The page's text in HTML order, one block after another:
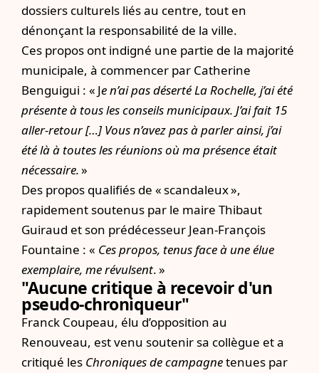
dossiers culturels liés au centre, tout en
dénonçant la responsabilité de la ville.
Ces propos ont indigné une partie de la majorité
municipale, à commencer par Catherine
Benguigui : « Je n’ai pas déserté La Rochelle, j’ai été
présente à tous les conseils municipaux. J’ai fait 15
aller-retour […] Vous n’avez pas à parler ainsi, j’ai
été là à toutes les réunions où ma présence était
nécessaire.»
Des propos qualifiés de « scandaleux »,
rapidement soutenus par le maire Thibaut
Guiraud et son prédécesseur Jean-François
Fountaine : « Ces propos, tenus face à une élue
exemplaire, me révulsent. »
"Aucune critique à recevoir d'un
pseudo-chroniqueur"
Franck Coupeau, élu d’opposition au
Renouveau, est venu soutenir sa collègue et a
critiqué les Chroniques de campagnetenues par